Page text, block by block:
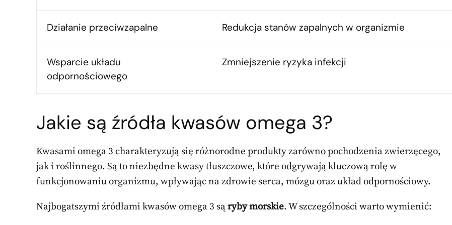
Działanie przeciwzapalne Redukcja stanów zapalnych w organizmie
Wsparcie układu
odpornościowego
Zmniejszenie ryzyka infekcji
Jakie są źródła kwasów omega 3?
Kwasami omega 3 charakteryzują się różnorodne produkty zarówno pochodzenia zwierzęcego,
jak i roślinnego. Są to niezbędne kwasy tłuszczowe, które odgrywają kluczową rolę w
funkcjonowaniu organizmu, wpływając na zdrowie serca, mózgu oraz układ odpornościowy.
Najbogatszymi źródłami kwasów omega 3 sąryby morskie. W szczególności warto wymienić: